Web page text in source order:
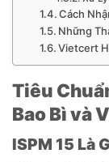
Cách
Những
Vietcert
Tiêu
Bao Bì và
ISPM 15 Là